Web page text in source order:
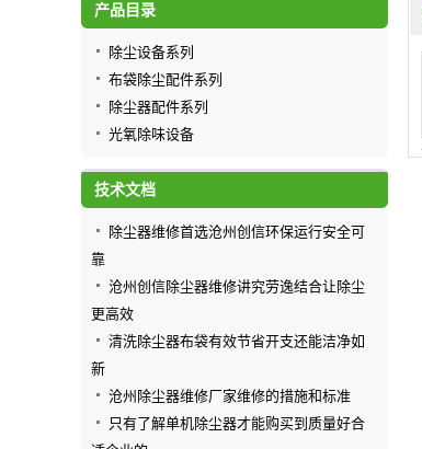
产品目录
除尘设备系列
布袋除尘配件系列
除尘器配件系列
光氧除味设备
技术文档
除尘器维修首选沧州创信环保运行安全可
靠
沧州创信除尘器维修讲究劳逸结合让除尘
更高效
清洗除尘器布袋有效节省开支还能洁净如
新
沧州除尘器维修厂家维修的措施和标准
只有了解单机除尘器才能购买到质量好合